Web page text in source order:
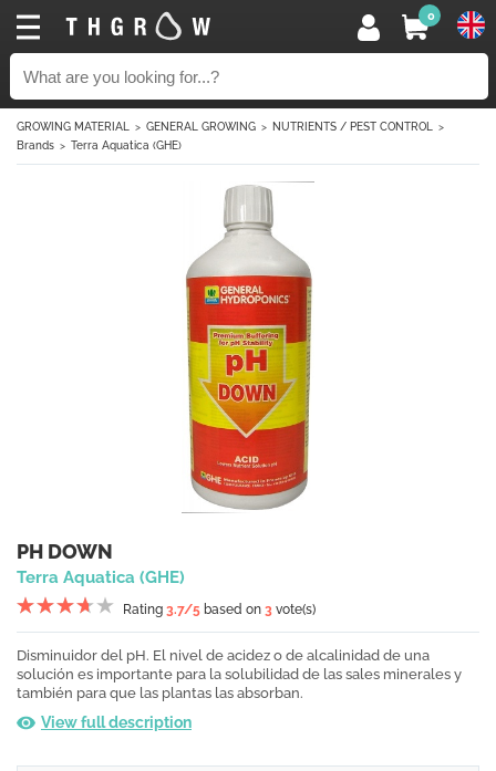
0
GROWING MATERIAL GENERAL GROWING
NUTRIENTS / PEST CONTROL
Brands
Terra Aquatica (GHE)
PH DOWN
Terra Aquatica (GHE)
Rating 3.7/5 based on 3 vote(s)
Disminuidor del pH. El nivel de acidez o de alcalinidad de una
solución es importante para la solubilidad de las sales minerales y
también para que las plantas las absorban.
View full description